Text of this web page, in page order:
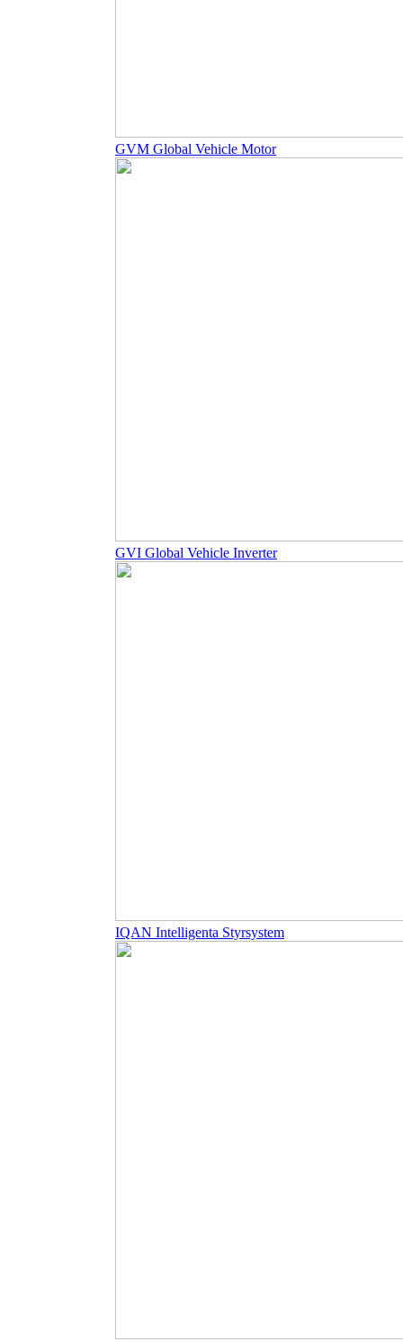
GVM Global Vehicle Motor
GVI Global Vehicle Inverter
IQAN Intelligenta Styrsystem